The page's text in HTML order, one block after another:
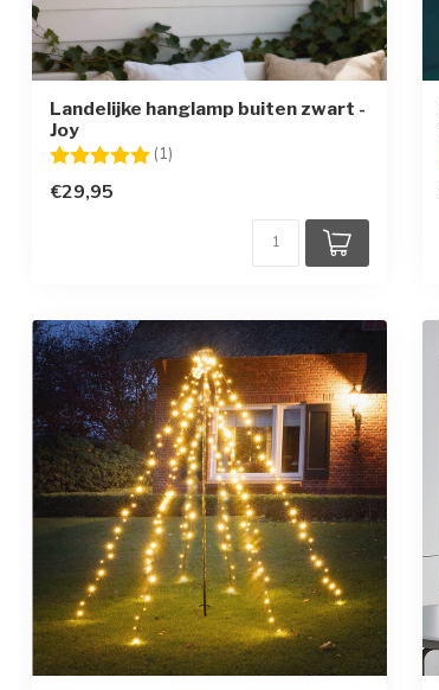
Landelijke hanglamp buiten zwart -
Joy
Beoordeling: (1)
€29,95